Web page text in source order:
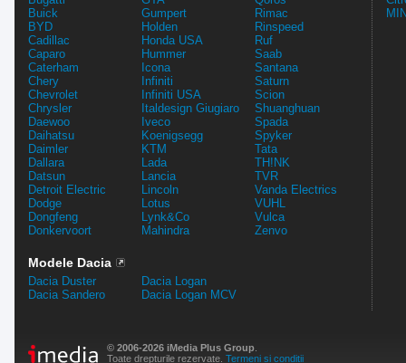
Buick
BYD
Cadillac
Caparo
Caterham
Chery
Chevrolet
Chrysler
Daewoo
Daihatsu
Daimler
Dallara
Datsun
Detroit Electric
Dodge
Dongfeng
Donkervoort
Gumpert
Holden
Honda USA
Hummer
Icona
Infiniti
Infiniti USA
Italdesign Giugiaro
Iveco
Koenigsegg
KTM
Lada
Lancia
Lincoln
Lotus
Lynk&Co
Mahindra
Rimac
Rinspeed
Ruf
Saab
Santana
Saturn
Scion
Shuanghuan
Spada
Spyker
Tata
TH!NK
TVR
Vanda Electrics
VUHL
Vulca
Zenvo
Modele Dacia
Dacia Duster
Dacia Sandero
Dacia Logan
Dacia Logan MCV
© 2006-2026 iMedia Plus Group
Toate drepturile rezervate. Termeni si conditii